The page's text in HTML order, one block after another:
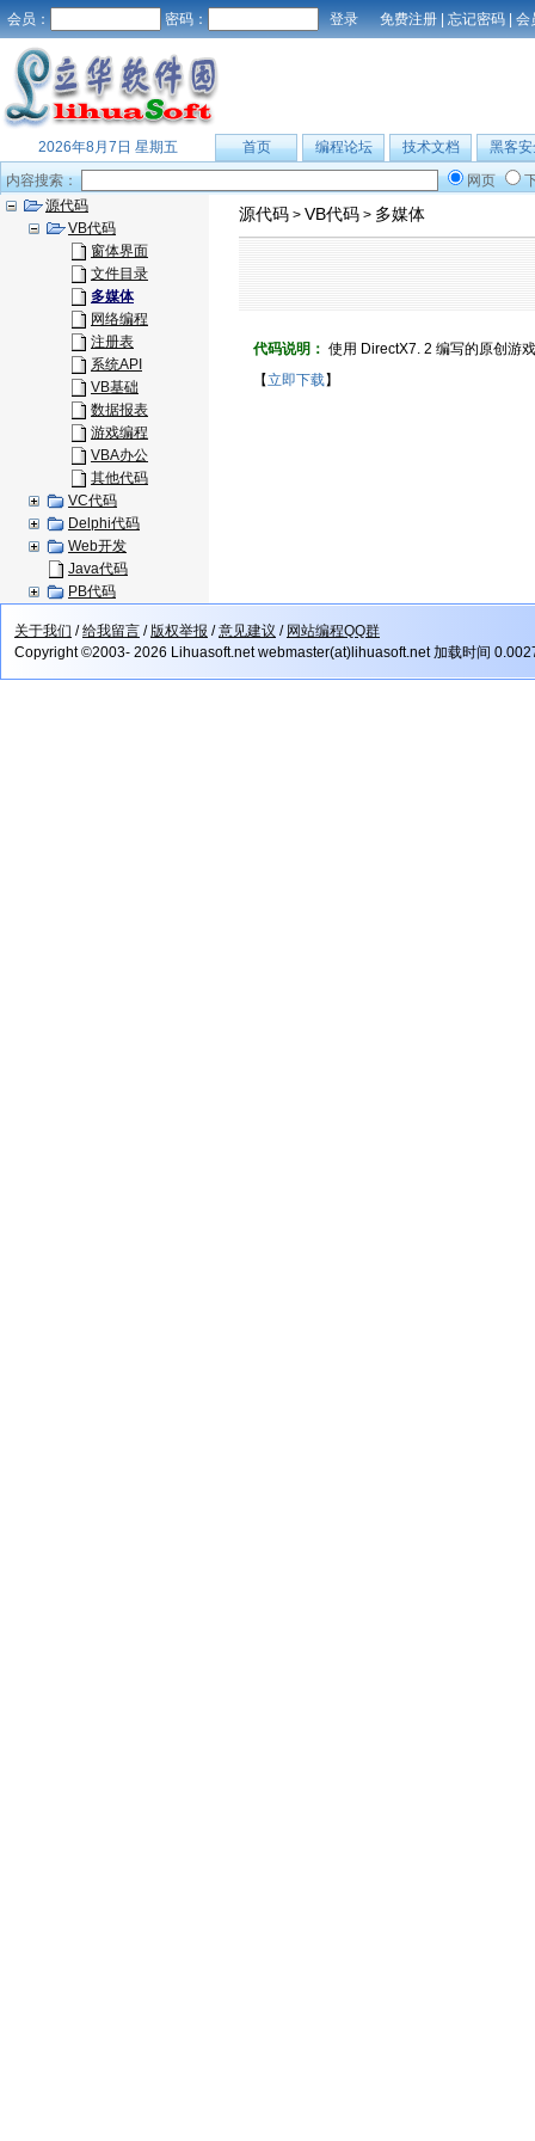
会员： 密码： 免费注册 | 忘记密码 | 会
2026年8月7日 星期五 首页 编程论坛 技术文档
黑客安
内容搜索：
网页
源代码
VB代码
窗体界面
文件目录
多媒体
网络编程
注册表
系统API
VB基础
数据报表
游戏编程
VBA办公
其他代码
VC代码
Delphi代码
Web开发
Java代码
PB代码
源代码 > VB代码 > 多媒体
代码说明： 使用 DirectX7. 2 编写的原创游
【立即下载】
关于我们 /给我留言 /版权举报 /意见建议 / 网站编程QQ群
Copyright ©2003- 2026 Lihuasoft.net webmaster(at)lihuasoft.net 加载时间